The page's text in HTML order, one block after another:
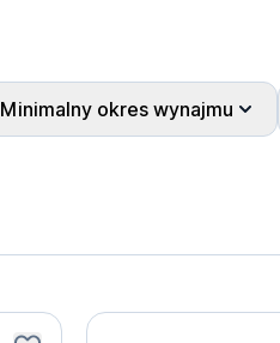
Minimalny okres wynajmu